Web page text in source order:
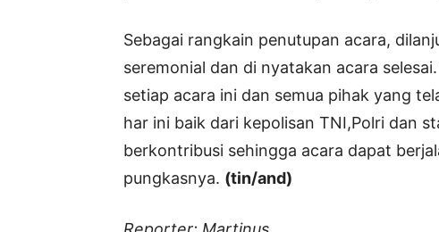
Sebagai rangkain penutupan acara,
seremonial dan di nyatakan acara
setiap acara ini dan semua pihak yang
har ini baik dari kepolisan TNI,Polri dan
berkontribusi sehingga acara dapat
pungkasnya. (tin/and)